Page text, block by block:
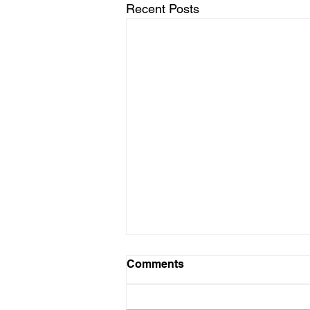
Recent Posts
Probleme probleme
Die hoop het toe nie beskaam
Comments